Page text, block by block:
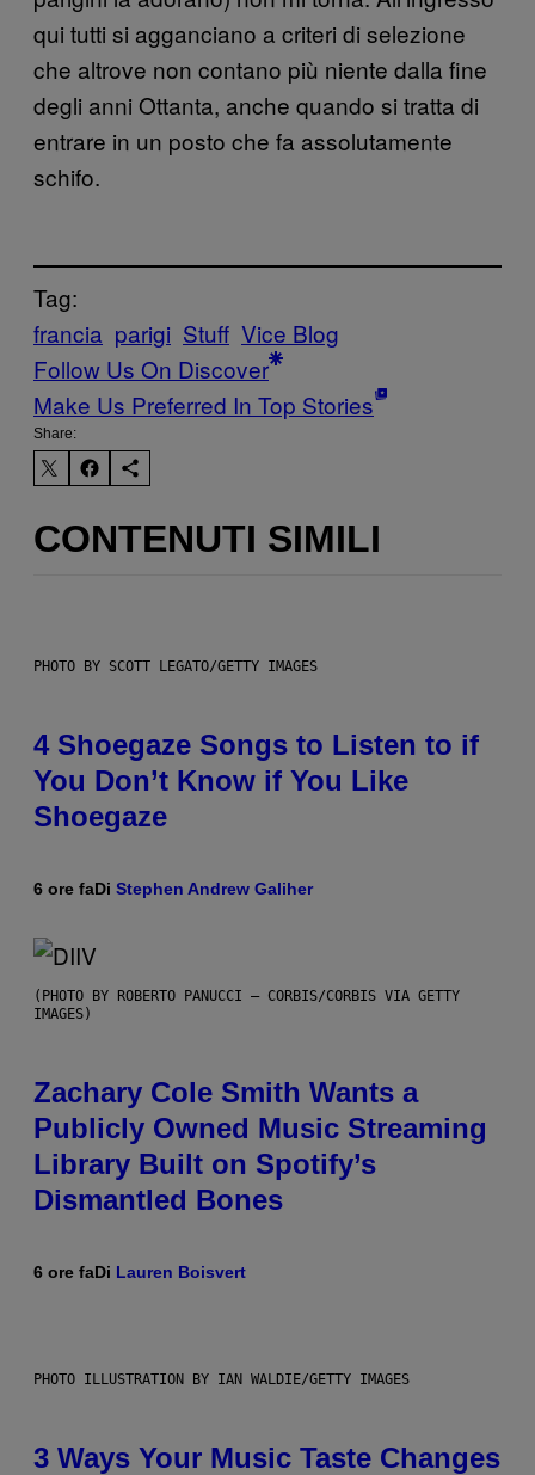
qui tutti si agganciano a criteri di selezione
che altrove non contano più niente dalla fine
degli anni Ottanta, anche quando si tratta di
entrare in un posto che fa assolutamente
schifo.
Tag:
francia parigi Stuff Vice Blog
Follow Us On Discover
Make Us Preferred In Top Stories
Share:
CONTENUTI SIMILI
PHOTO BY SCOTT LEGATO/GETTY IMAGES
4 Shoegaze Songs to Listen to if
You Don’t Know if You Like
Shoegaze
6 ore faDi Stephen Andrew Galiher
(PHOTO BY ROBERTO PANUCCI – CORBIS/CORBIS VIA GETTY
IMAGES)
Zachary Cole Smith Wants a
Publicly Owned Music Streaming
Library Built on Spotify’s
Dismantled Bones
6 ore faDi Lauren Boisvert
PHOTO ILLUSTRATION BY IAN WALDIE/GETTY IMAGES
3 Ways Your Music Taste Changes